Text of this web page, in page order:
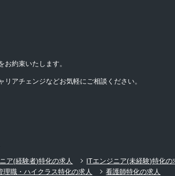
約束いたします。
アチェンジなどお気軽にご相談ください。
ア(経験者)特化の求人
ITエンジニア(未経験)特化の
職・ハイクラス特化の求人
看護師特化の求人